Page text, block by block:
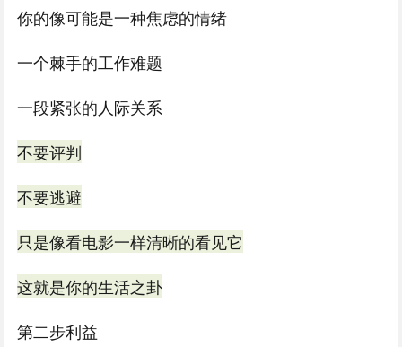
你的像可能是一种焦虑的情绪
一个棘手的工作难题
一段紧张的人际关系
不要评判
不要逃避
只是像看电影一样清晰的看见它
这就是你的生活之卦
第二步利益